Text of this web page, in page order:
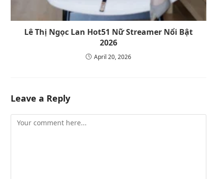
Lê Thị Ngọc Lan Hot51 Nữ Streamer Nổi Bật
2026
April 20, 2026
Leave a Reply